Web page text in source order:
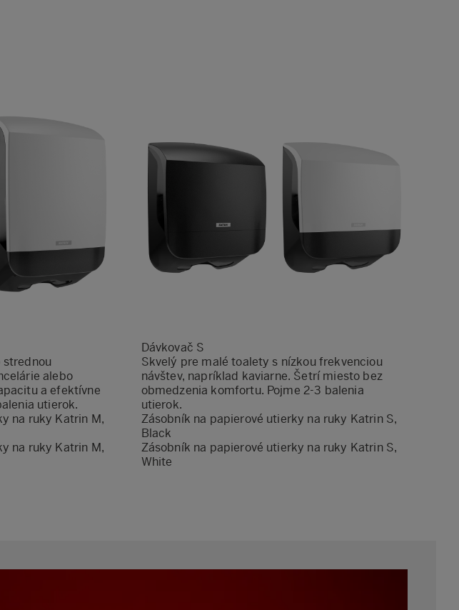
strednou
alebo
a efektívne
utierok.
na ruky Katrin M,
na ruky Katrin M,
Dávkovač S
Skvelý pre malé toalety s nízkou frekvenciou
návštev, napríklad kaviarne. Šetrí miesto bez
obmedzenia komfortu. Pojme 2-3 balenia
utierok.
Zásobník na papierové utierky na ruky Katrin S,
Black
Zásobník na papierové utierky na ruky Katrin S,
White